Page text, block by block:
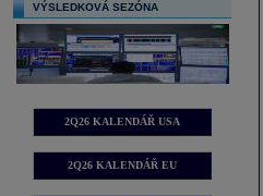
VÝSLEDKOVÁ SEZÓNA
2Q26 KALENDÁŘ USA
2Q26 KALENDÁŘ EU